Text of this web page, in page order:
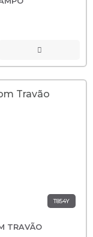
T854Y
TRAVÃO